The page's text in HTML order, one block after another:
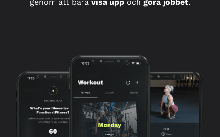
genom att bara visa upp och göra jobbet.